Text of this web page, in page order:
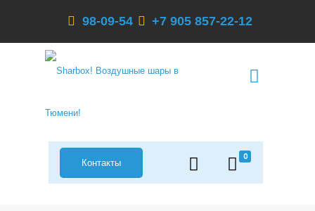
98-09-54 +7 905 857-22-12
0
Контакты